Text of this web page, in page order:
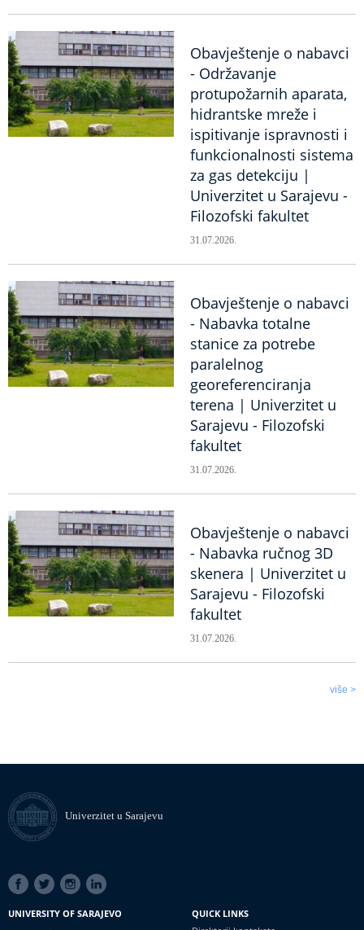
Obavještenje o nabavci
- Održavanje
protupožarnih aparata,
hidrantske mreže i
ispitivanje ispravnosti i
funkcionalnosti sistema
za gas detekciju |
Univerzitet u Sarajevu -
Filozofski fakultet
31.07.2026.
Obavještenje o nabavci
- Nabavka totalne
stanice za potrebe
paralelnog
georeferenciranja
terena | Univerzitet u
Sarajevu - Filozofski
fakultet
31.07.2026.
Obavještenje o nabavci
- Nabavka ručnog 3D
skenera | Univerzitet u
Sarajevu - Filozofski
fakultet
31.07.2026.
više >
Univerzitet u Sarajevu
SOCIAL
LINKS
UNIVERSITY OF SARAJEVO
QUICK LINKS